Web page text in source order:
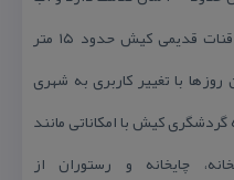
شرب مردم جزیره را تأمین می‌كرده. قنات قدیمی كیش حدود ۱۵ متر
با تغییر كاربری به شهری
كیش با امكاناتی مانند
چایخانه و رستوران از